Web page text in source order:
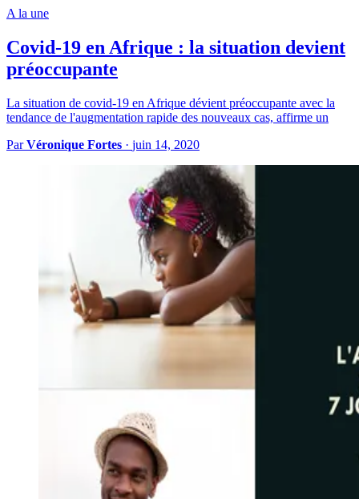
A la une
Covid-19 en Afrique : la situation devient
préoccupante
La situation de covid-19 en Afrique dévient préoccupante avec la
tendance de l'augmentation rapide des nouveaux cas, affirme un
ParVéronique Fortes · juin 14, 2020